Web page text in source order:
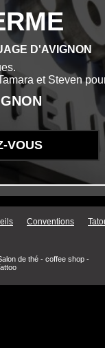
D'AVIGNON
et Steven
VOUS
Conventions
de thé - coffee shop -